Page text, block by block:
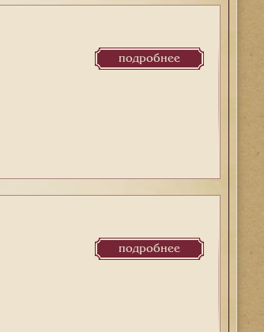
подробнее
подробнее